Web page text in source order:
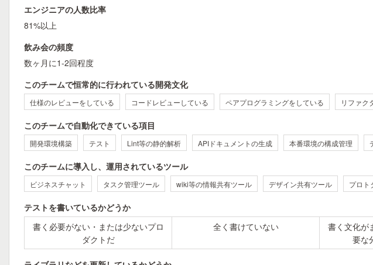
エンジニアの人数比率
81%以上
飲み会の頻度
数ヶ月に1-2回程度
このチームで恒常的に行われている開発文化
仕様のレビューをしている コードレビューしている ペアプログラミングをしている リファク
このチームで自動化できている項目
開発環境構築 テスト Lint等の静的解析 APIドキュメントの生成 本番環境の構成管理
このチームに導入し、運用されているツール
ビジネスチャット タスク管理ツール wiki等の情報共有ツール デザイン共有ツール プロト
テストを書いているかどうか
書く必要がない・または少ないプロ
ダクトだ
全く書けていない
書く文化が
要な